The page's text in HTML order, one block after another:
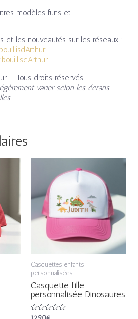
modèles funs et
et les nouveautés sur les réseaux :
– Tous droits réservés.
varier selon les écrans
Casquettes enfants
personnalisées
Casquette fille
personnalisée Dinosaures
Note